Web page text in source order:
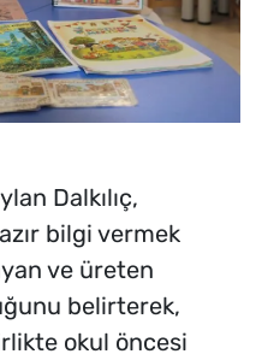
Dalkılıç,
bilgi vermek
ve üreten
belirterek,
okul öncesi